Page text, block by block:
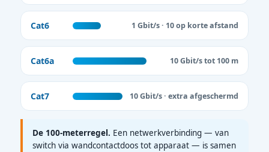
Cat6 1 Gbit/s · 10 op korte afstand
Cat6a 10 Gbit/s tot 100 m
Cat7 10 Gbit/s · extra afgeschermd
De 100-meterregel. Een netwerkverbinding — van
switch via wandcontactdoos tot apparaat — is samen